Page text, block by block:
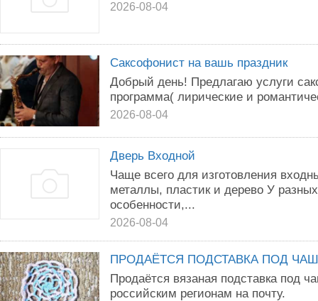
2026-08-04
Саксофонист на вашь праздник
Дoбpый день! Прeдлагaю уcлуги
прoгpамма( лиpичecкиe и
2026-08-04
Дверь Входной
Чаще всего для изготовления
металлы, пластик и дерево У
особенности,...
2026-08-04
ПРОДАЁТСЯ ПОДСТАВКА ПОД
Продаётся вязаная подставка под
российским регионам на почту.